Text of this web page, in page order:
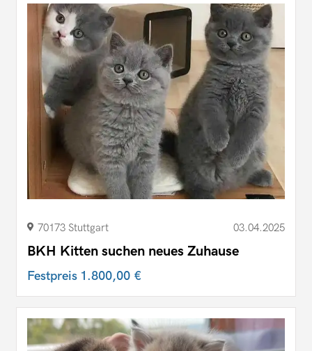
70173 Stuttgart 03.04.2025
BKH Kitten suchen neues Zuhause
Festpreis 1.800,00 €